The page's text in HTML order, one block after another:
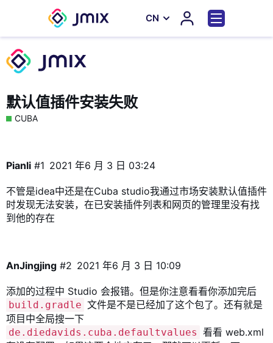
СN
默认值插件安装失败
CUBA
Pianli 2021 年6 月 3 日 03:24
#1
不管是idea中还是在Cuba studio我通过市场安装默认值插件
时发现无法安装，在已安装插件列表和网页的管理里没有找
到他的存在
AnJingjing 2021 年6 月 3 日 10:09
#2
添加的过程中 Studio 会报错。但是你注意看看你添加完后
build.gradle 文件是不是已经加了这个包了。还有就是
项目中全局搜一下
de.diedavids.cuba.defaultvalues 看看 web.xml